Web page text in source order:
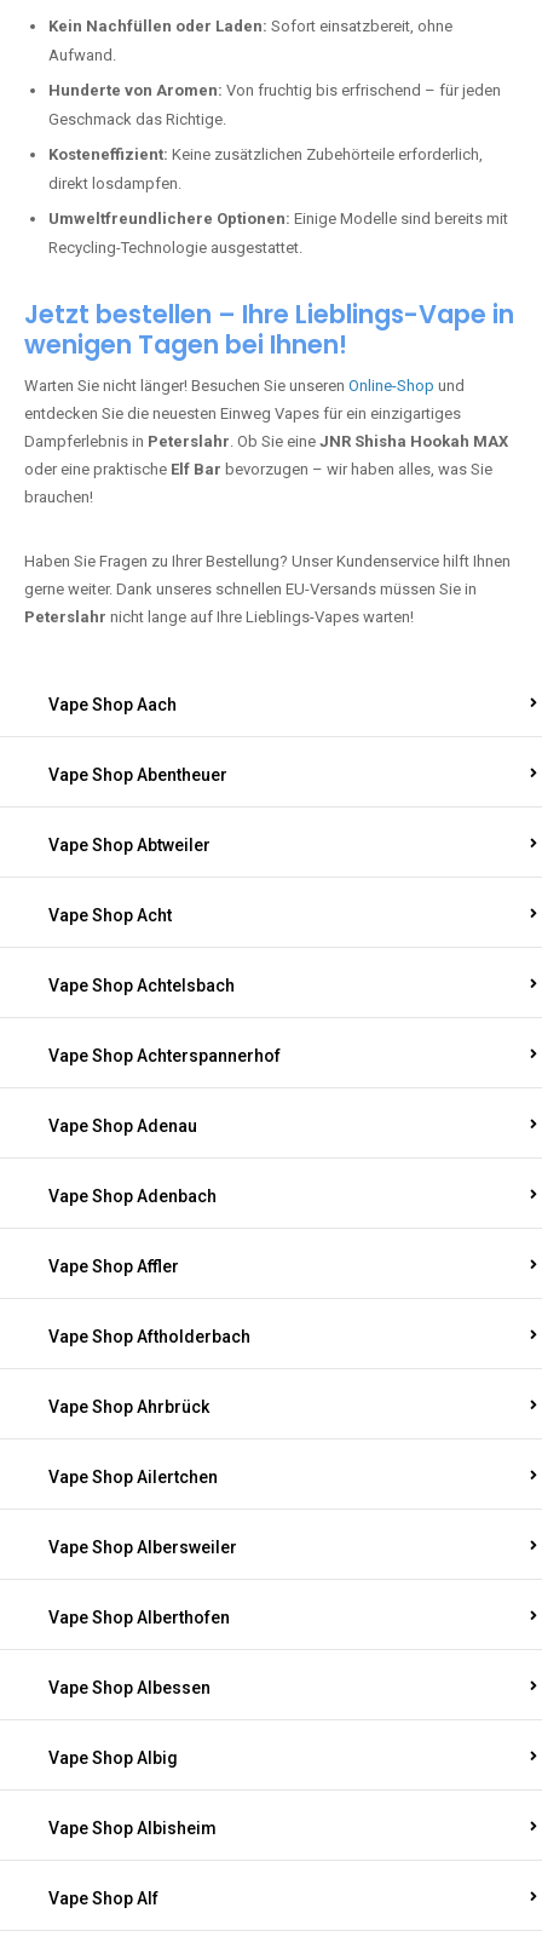
Kein Nachfüllen oder Laden: Sofort einsatzbereit, ohne
Aufwand.
Hunderte von Aromen: Von fruchtig bis erfrischend – für jeden
Geschmack das Richtige.
Kosteneffizient: Keine zusätzlichen Zubehörteile erforderlich,
direkt losdampfen.
Umweltfreundlichere Optionen: Einige Modelle sind bereits mit
Recycling-Technologie ausgestattet.
Jetzt bestellen – Ihre Lieblings-Vape in
wenigen Tagen bei Ihnen!
Warten Sie nicht länger! Besuchen Sie unseren Online-Shop und
entdecken Sie die neuesten Einweg Vapes für ein einzigartiges
Dampferlebnis in Peterslahr. Ob Sie eine JNR Shisha Hookah MAX
oder eine praktische Elf Bar bevorzugen – wir haben alles, was Sie
brauchen!
Haben Sie Fragen zu Ihrer Bestellung? Unser Kundenservice hilft Ihnen
gerne weiter. Dank unseres schnellen EU-Versands müssen Sie in
Peterslahr nicht lange auf Ihre Lieblings-Vapes warten!
Vape Shop Aach
Vape Shop Abentheuer
Vape Shop Abtweiler
Vape Shop Acht
Vape Shop Achtelsbach
Vape Shop Achterspannerhof
Vape Shop Adenau
Vape Shop Adenbach
Vape Shop Affler
Vape Shop Aftholderbach
Vape Shop Ahrbrück
Vape Shop Ailertchen
Vape Shop Albersweiler
Vape Shop Alberthofen
Vape Shop Albessen
Vape Shop Albig
Vape Shop Albisheim
Vape Shop Alf